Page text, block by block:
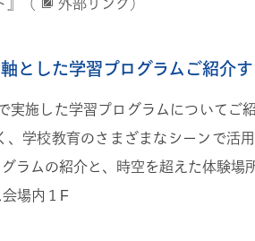
』（ 外部リンク）
とした学習プログラムご紹介
実施した学習プログラムについてご
学校教育のさまざまなシーンで活
ラムの紹介と、時空を超えた体験場
場内１F